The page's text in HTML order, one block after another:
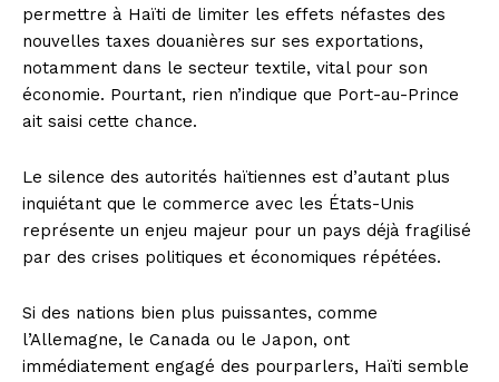
permettre à Haïti de limiter les effets néfastes des
nouvelles taxes douanières sur ses exportations,
notamment dans le secteur textile, vital pour son
économie. Pourtant, rien n’indique que Port-au-Prince
ait saisi cette chance.
Le silence des autorités haïtiennes est d’autant plus
inquiétant que le commerce avec les États-Unis
représente un enjeu majeur pour un pays déjà fragilisé
par des crises politiques et économiques répétées.
Si des nations bien plus puissantes, comme
l’Allemagne, le Canada ou le Japon, ont
immédiatement engagé des pourparlers, Haïti semble